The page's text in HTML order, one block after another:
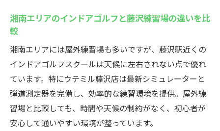
仕事帰りでも安心の24時間営業インドアゴルフ
24時間営業のインドアゴルフスクールで仕
事帰りも練習可
藤沢駅から通える夜間のインドアゴルフス
クール活用術
インドアゴルフスクールで忙しい大人の練
湘南エリアのインドアゴルフと藤沢練習場の違いを比
較
湘南エリアには屋外練習場も多いですが、藤沢駅近くの
インドアゴルフスクールは天候に左右されない点で優れ
ています。特にウテミル藤沢店は最新シミュレーターと
弾道測定器を完備し、効率的な練習環境を提供。屋外練
習場と比較しても、時間や天候の制約がなく、初心者が
安心して通いやすい環境が整っています。